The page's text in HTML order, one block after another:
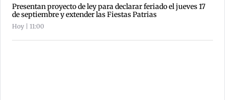
Presentan proyecto de ley para declarar feriado el jueves 17
de septiembre y extender las Fiestas Patrias
Hoy | 11:00